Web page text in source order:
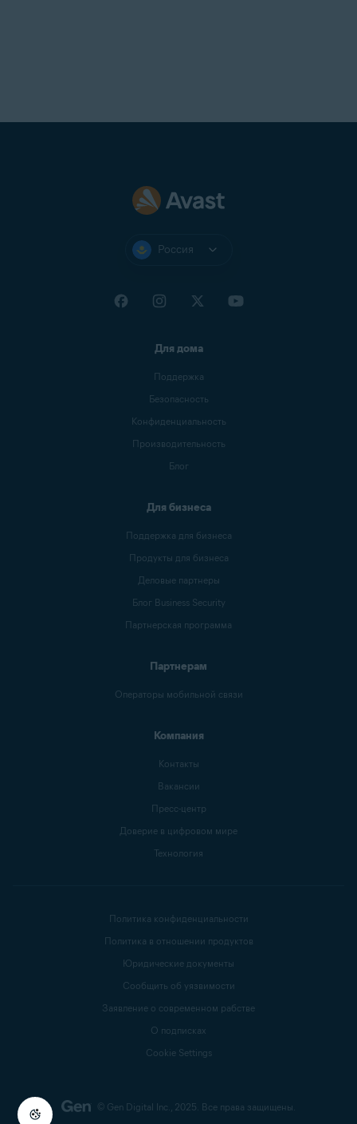
Россия
Для дома
Поддержка
Безопасность
Конфиденциальность
Производительность
Блог
Для бизнеса
Поддержка для бизнеса
Продукты для бизнеса
Деловые партнеры
Блог Business Security
Партнерская программа
Партнерам
Операторы мобильной связи
Компания
Контакты
Вакансии
Пресс-центр
Доверие в цифровом мире
Технология
© Gen Digital Inc., 2025. Все права защищены.
Политика конфиденциальности
Политика в отношении продуктов
Юридические документы
Сообщить об уязвимости
Заявление о современном рабстве
О подписках
Cookie Settings